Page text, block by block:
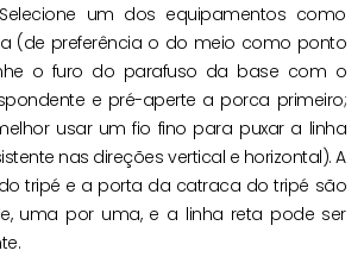
um dos equipamentos como
(de preferência o do meio como ponto
o furo do parafuso da base com o
e pré-aperte a porca primeiro;
usar um fio fino para puxar a linha
nas direções vertical e horizontal). A
tripé e a porta da catraca do tripé são
uma por uma, e a linha reta pode ser